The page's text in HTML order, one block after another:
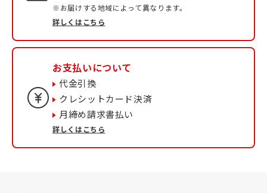
※お届けする地域によって異なります。
詳しくはこちら
お支払いについて
代金引換
クレシットカード決済
月締め請求書払い
詳しくはこちら